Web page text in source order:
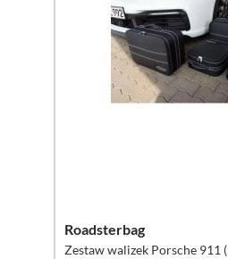
Roadsterbag
Zestaw walizek Porsche 911